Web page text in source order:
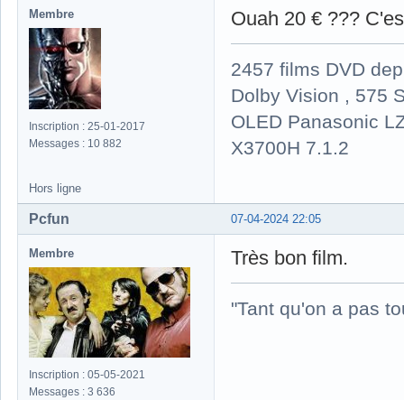
Membre
Inscription : 25-01-2017
Messages : 10 882
Ouah 20 € ???
2457 films DVD
Dolby Vision , 575
OLED Panasonic
X3700H 7.1.2
Hors ligne
07-04-2024 22:05
Pcfun
Membre
Inscription : 05-05-2021
Messages : 3 636
Très bon film.
"Tant qu'on a pas